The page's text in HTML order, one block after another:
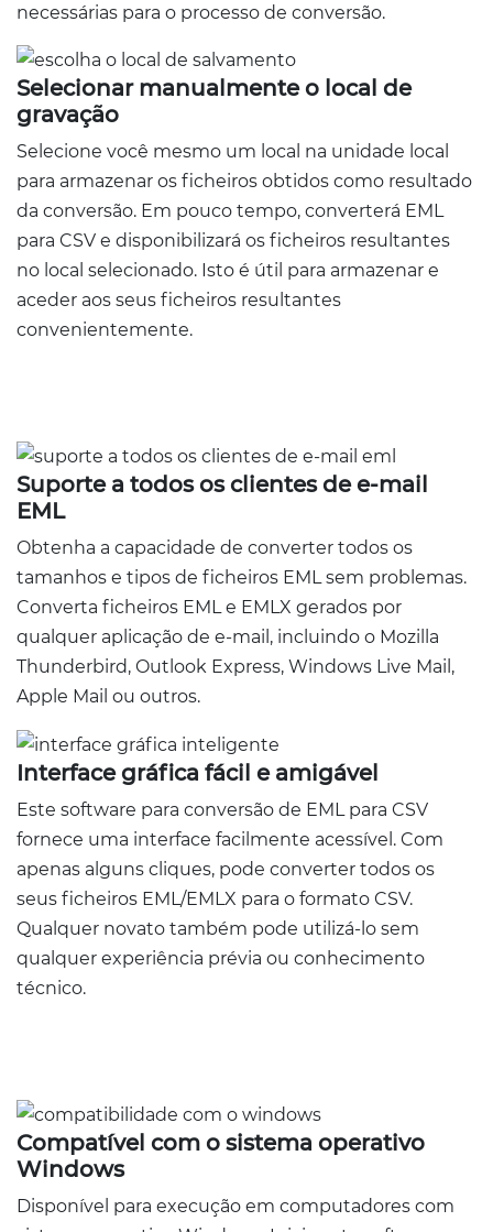
necessárias para o processo de conversão.
Selecionar manualmente o local de
gravação
Selecione você mesmo um local na unidade local
para armazenar os ficheiros obtidos como resultado
da conversão. Em pouco tempo, converterá EML
para CSV e disponibilizará os ficheiros resultantes
no local selecionado. Isto é útil para armazenar e
aceder aos seus ficheiros resultantes
convenientemente.
Suporte a todos os clientes de e-mail
EML
Obtenha a capacidade de converter todos os
tamanhos e tipos de ficheiros EML sem problemas.
Converta ficheiros EML e EMLX gerados por
qualquer aplicação de e-mail, incluindo o Mozilla
Thunderbird, Outlook Express, Windows Live Mail,
Apple Mail ou outros.
Interface gráfica fácil e amigável
Este software para conversão de EML para CSV
fornece uma interface facilmente acessível. Com
apenas alguns cliques, pode converter todos os
seus ficheiros EML/EMLX para o formato CSV.
Qualquer novato também pode utilizá-lo sem
qualquer experiência prévia ou conhecimento
técnico.
Compatível com o sistema operativo
Windows
Disponível para execução em computadores com